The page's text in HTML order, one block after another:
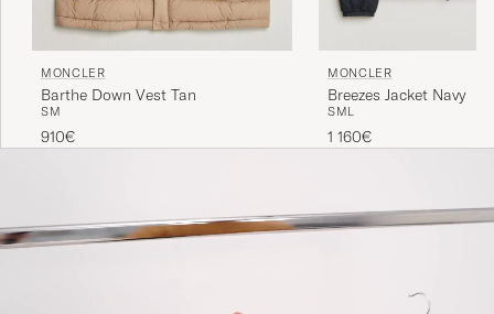
MONCLER
Barthe Down Vest Tan
SM
910€
MONCLER
Breezes Jacket Navy
SML
1 160€